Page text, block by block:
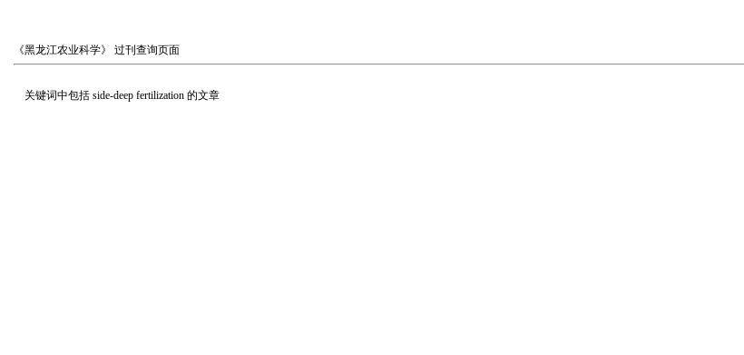
《黑龙江农业科学》 过刊查询页面
关键词中包括 side-deep fertilization 的文章